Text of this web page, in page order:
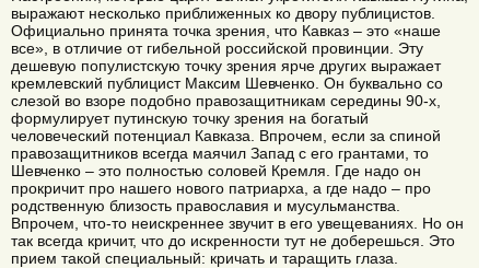
выражают несколько приближенных ко двору публицистов.
Официально принята точка зрения, что Кавказ – это «наше
все», в отличие от гибельной российской провинции. Эту
дешевую популистскую точку зрения ярче других выражает
кремлевский публицист Максим Шевченко. Он буквально со
слезой во взоре подобно правозащитникам середины 90-х,
формулирует путинскую точку зрения на богатый
человеческий потенциал Кавказа. Впрочем, если за спиной
правозащитников всегда маячил Запад с его грантами, то
Шевченко – это полностью соловей Кремля. Где надо он
прокричит про нашего нового патриарха, а где надо – про
родственную близость православия и мусульманства.
Впрочем, что-то неискреннее звучит в его увещеваниях. Но он
так всегда кричит, что до искренности тут не доберешься. Это
прием такой специальный: кричать и таращить глаза.